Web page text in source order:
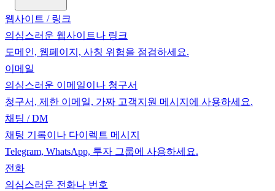
웹사이트 / 링크
의심스러운 웹사이트나 링크
도메인, 웹페이지, 사칭 위험을 점검하세요.
이메일
의심스러운 이메일이나 청구서
청구서, 제한 이메일, 가짜 고객지원 메시지에 사용하세요.
채팅 / DM
채팅 기록이나 다이렉트 메시지
Telegram, WhatsApp, 투자 그룹에 사용하세요.
전화
의심스러운 전화나 번호